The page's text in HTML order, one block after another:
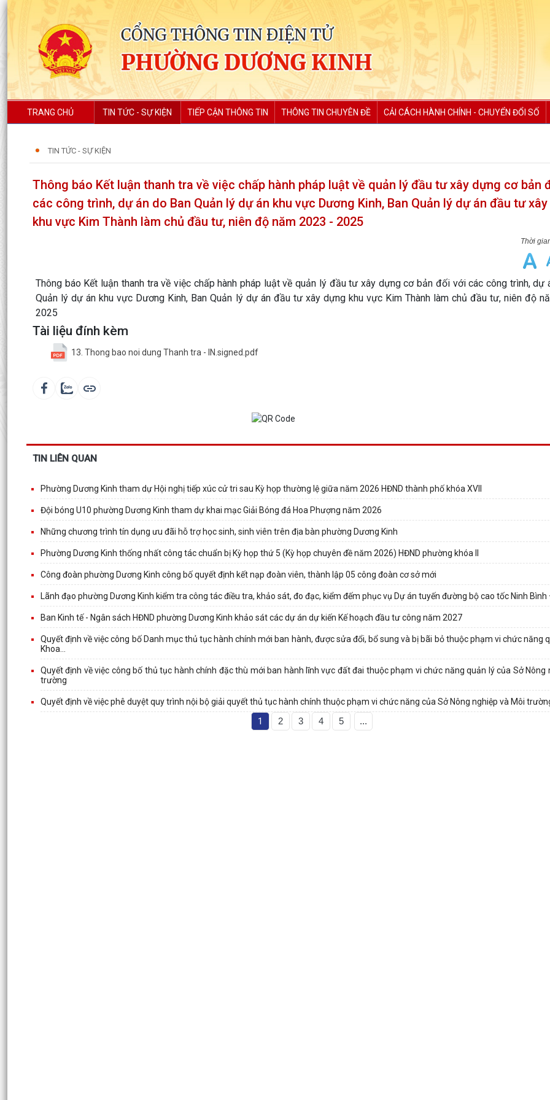
TRANG CHỦ TIN TỨC - SỰ KIỆN TIẾP CẬN THÔNG TIN THÔNG TIN CHUYÊN ĐỀ CẢI CÁCH HÀNH CHÍNH - CHUYỂN ĐỔI SỐ
TIN TỨC - SỰ KIỆN
Thông báo Kết luận thanh tra về việc chấp hành pháp luật về quản lý đầu tư xây dựng cơ bản
các công trình, dự án do Ban Quản lý dự án khu vực Dương Kinh, Ban Quản lý dự án đầu tư
khu vực Kim Thành làm chủ đầu tư, niên độ năm 2023 - 2025
Thông báo Kết luận thanh tra về việc chấp hành pháp luật về quản lý đầu tư xây dựng cơ bản đối với các công trình, dự
Quản lý dự án khu vực Dương Kinh, Ban Quản lý dự án đầu tư xây dựng khu vực Kim Thành làm chủ đầu tư, niên độ
2025
Tài liệu đính kèm
13. Thong bao noi dung Thanh tra - IN.signed.pdf
TIN LIÊN QUAN
Phường Dương Kinh tham dự Hội nghị tiếp xúc cử tri sau Kỳ họp thường lệ giữa năm 2026 HĐND thành phố khóa XVII
Đội bóng U10 phường Dương Kinh tham dự khai mạc Giải Bóng đá Hoa Phượng năm 2026
Những chương trình tín dụng ưu đãi hỗ trợ học sinh, sinh viên trên địa bàn phường Dương Kinh
Phường Dương Kinh thống nhất công tác chuẩn bị Kỳ họp thứ 5 (Kỳ họp chuyên đề năm 2026) HĐND phường khóa II
Công đoàn phường Dương Kinh công bố quyết định kết nạp đoàn viên, thành lập 05 công đoàn cơ sở mới
Lãnh đạo phường Dương Kinh kiểm tra công tác điều tra, khảo sát, đo đạc, kiểm đếm phục vụ Dự án tuyến đường bộ cao tốc Ninh Bình
Ban Kinh tế - Ngân sách HĐND phường Dương Kinh khảo sát các dự án dự kiến Kế hoạch đầu tư công năm 2027
Quyết định về việc công bố Danh mục thủ tục hành chính mới ban hành, được sửa đổi, bổ sung và bị bãi bỏ thuộc phạm vi chức năng
Khoa...
Quyết định về việc công bố thủ tục hành chính đặc thù mới ban hành lĩnh vực đất đai thuộc phạm vi chức năng quản lý của Sở Nông
trường
Quyết định về việc phê duyệt quy trình nội bộ giải quyết thủ tục hành chính thuộc phạm vi chức năng của Sở Nông nghiệp và Môi
1 2 3 4 5 ...